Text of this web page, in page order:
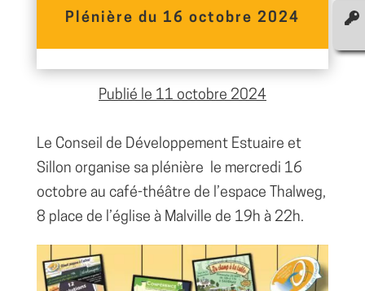
Plénière du 16 octobre 2024
Publié le 11 octobre 2024
Le Conseil de Développement Estuaire et
Sillon organise sa plénière le mercredi 16
octobre au café-théâtre de l’espace Thalweg,
8 place de l’église à Malville de 19h à 22h.